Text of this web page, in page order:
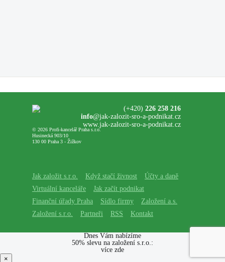
© 2026 Profi-kancelář Praha s.r.o.
Husinecká 903/10
130 00 Praha 3 - Žižkov
(+420) 226 258 216
info@jak-zalozit-sro-a-podnikat.cz
www.jak-zalozit-sro-a-podnikat.cz
Jak založit s.r.o. Když stačí živnost
Účty a daně
Virtuální kanceláře
Jak začít podnikat
Finanční úřady Praha
Sídlo firmy
Založení a.s.
Založení s.r.o.
Partneři RSS Kontakt
Dnes Vám nabízíme
50% slevu na založení s.r.o.:
více zde
×